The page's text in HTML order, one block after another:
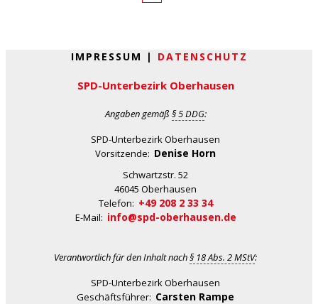
IMPRESSUM | DATENSCHUTZ
SPD-Unterbezirk Oberhausen
Angaben gemäß § 5 DDG:
SPD-Unterbezirk Oberhausen
Vorsitzende: Denise Horn
Schwartzstr. 52
46045 Oberhausen
Telefon: +49 208 2 33 34
E-Mail: info@spd-oberhausen.de
Verantwortlich für den Inhalt nach§ 18 Abs. 2 MStV:
SPD-Unterbezirk Oberhausen
Geschäftsführer: Carsten Rampe